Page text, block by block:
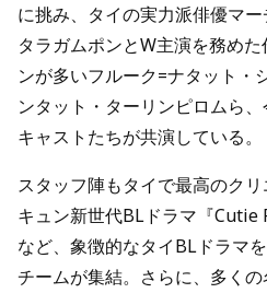
に挑み、タイの実力派俳優マ
タラガムポンとW主演を務め
ンが多いフルーク=ナタット・
ンタット・ターリンピロムら
キャストたちが共演している。
スタッフ陣もタイで最高のク
キュン新世代BLドラマ『Cutie
など、象徴的なタイBLドラマ
チームが集結。さらに、多く